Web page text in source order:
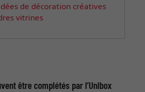
de décoration créatives
vitrines
être complétés par l’Unibox